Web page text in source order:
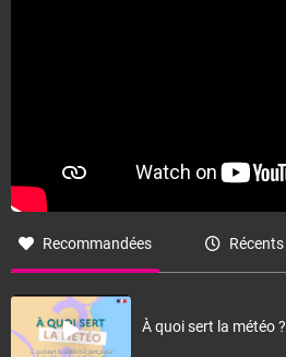
Recommandées Récents
À quoi sert la météo ?